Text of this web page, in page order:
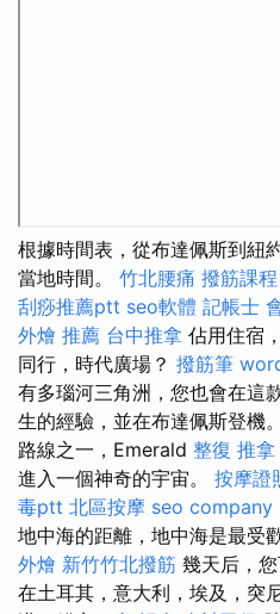
根據時間表，從布達佩斯到紐
當地時間。 竹北腰痛 撥筋課程
刮痧推薦ptt seo軟體 記帳士
外燴 推薦 台中推拿 佔用住宿
同行，時代廣場？ 撥筋筆
有多瑙河三角洲，您也會在這
生的經驗，並在布達佩斯登機
路線之一，Emerald 整復 推拿
進入一個神奇的宇宙。 按摩證
毒ptt 北區按摩 seo company
地中海的距離，地中海是最受
外燴 新竹竹北撥筋 幾天后，
在土耳其，意大利，埃及，突